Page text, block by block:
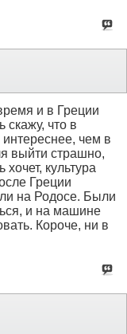
и в Греции
что в
чем в
выйти страшно,
культура
Греции
на Родосе. Были
и на машине
Короче, ни в